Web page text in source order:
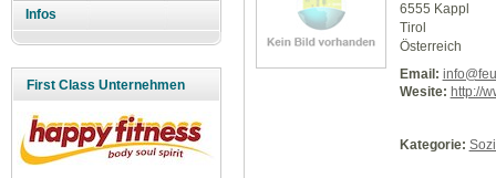
Infos
First Class Unternehmen
6555 Kappl
Tirol
Österreich
Email:
Wesite: http://
Kategorie: